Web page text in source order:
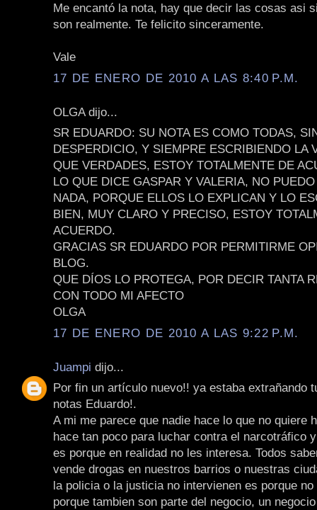
Me encantó la nota, hay que decir las cosas asi
son realmente. Te felicito sinceramente.
Vale
17 DE ENERO DE 2010 A LAS 8:40 P.M.
OLGA dijo...
SR EDUARDO: SU NOTA ES COMO TODAS,
DESPERDICIO, Y SIEMPRE ESCRIBIENDO LA
QUE VERDADES, ESTOY TOTALMENTE DE
LO QUE DICE GASPAR Y VALERIA, NO
NADA, PORQUE ELLOS LO EXPLICAN Y LO
BIEN, MUY CLARO Y PRECISO, ESTOY
ACUERDO.
GRACIAS SR EDUARDO POR PERMITIRME
BLOG.
QUE DÍOS LO PROTEGA, POR DECIR TANTA
CON TODO MI AFECTO
OLGA
17 DE ENERO DE 2010 A LAS 9:22 P.M.
Juampi dijo...
Por fin un artículo nuevo!! ya estaba extrañando
notas Eduardo!.
A mi me parece que nadie hace lo que no quiere
hace tan poco para luchar contra el narcotráfico
es porque en realidad no les interesa. Todos
vende drogas en nuestros barrios o nuestras
la policia o la justicia no intervienen es porque
porque tambien son parte del negocio, un